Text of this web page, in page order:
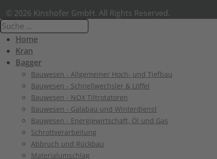
© 2026 Kinshofer GmbH. All Rights Reserved.
Home
Kran
Bagger
Bauwesen - Allgemeiner Hoch- und Tiefbau
Bauwesen - Schnellwechsler & Löffel
Bauwesen - NOX Tiltrotatoren
Bauwesen - Galabau und Winterdienst
Bauwesen - Energiewirtschaft, Öl und Gas
Schrottverarbeitung
Abbruch und Rückbau
Materialumschlag